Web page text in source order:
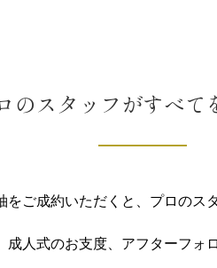
のスタッフがすべて
をご成約いただくと、プロのス
人式のお支度、アフターフォ